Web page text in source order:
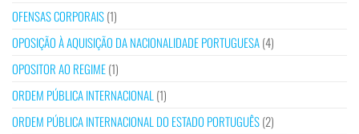
OFENSAS CORPORAIS(1)
OPOSIÇÃO À AQUISIÇÃO DA NACIONALIDADE PORTUGUESA(4)
OPOSITOR AO REGIME(1)
ORDEM PÚBLICA INTERNACIONAL(1)
ORDEM PÚBLICA INTERNACIONAL DO ESTADO PORTUGUÊS(2)